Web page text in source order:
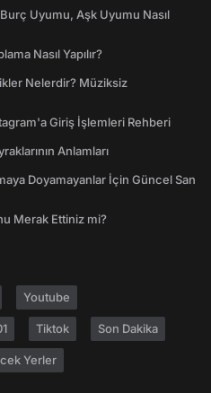
Uyumu, Aşk Uyumu Nasıl
Nasıl Yapılır?
Nelerdir? Müziksiz
Giriş İşlemleri Rehberi
Anlamları
Doyamayanlar İçin Güncel San
Merak Ettiniz mi?
Youtube
Tiktok Son Dakika
Yerler